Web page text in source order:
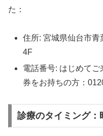
た：
住所: 宮城県仙台市青
4F
電話番号: はじめて
券をお持ちの方：
診療のタイミング：